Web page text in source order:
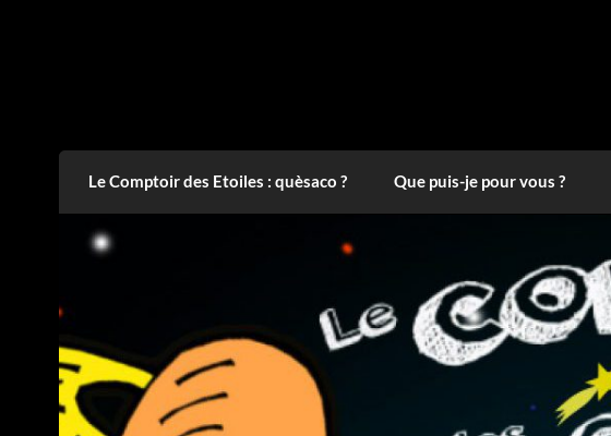
Le Comptoir des Etoiles : quèsaco ? Que puis-je pour vous ?